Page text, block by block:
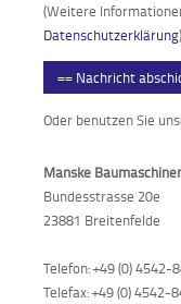
(Weitere
Datenschutzerklärung
== Nachricht
Oder benutzen Sie
Manske
Bundesstrasse 20e
23881 Breitenfelde
Telefon: +49 (0) 4542-
Telefax: +49 (0) 4542-